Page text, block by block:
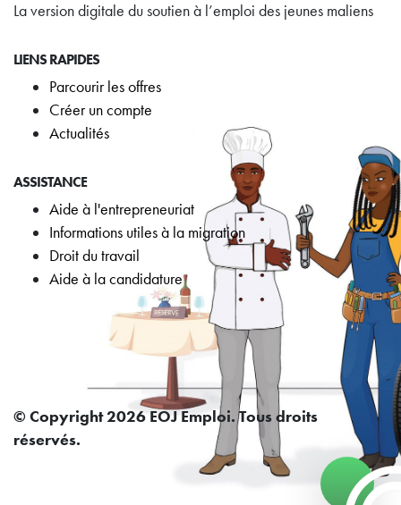
La version digitale du soutien à l’emploi des jeunes maliens
LIENS RAPIDES
Parcourir les offres
Créer un compte
Actualités
ASSISTANCE
Aide à l'entrepreneuriat
Informations utiles à la migration
Droit du travail
Aide à la candidature
© Copyright 2026 EOJ Emploi. Tous droits
réservés.